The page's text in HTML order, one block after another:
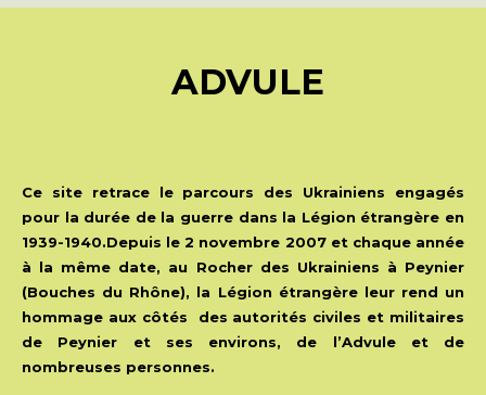
ADVULE
Ce site retrace le parcours des Ukrainiens engagés
pour la durée de la guerre dans la Légion étrangère en
1939-1940.Depuis le 2 novembre 2007 et chaque année
à la même date, au Rocher des Ukrainiens à Peynier
(Bouches du Rhône), la Légion étrangère leur rend un
hommage aux côtés des autorités civiles et militaires
de Peynier et ses environs, de l’Advule et de
nombreuses personnes.